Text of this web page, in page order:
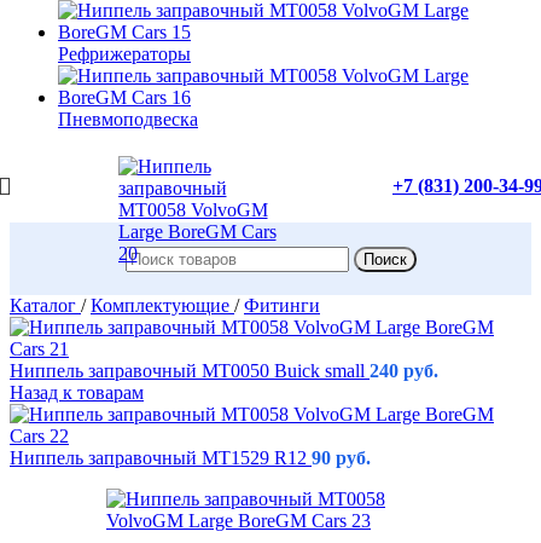
Рефрижераторы
Пневмоподвеска
+7 (831) 200-34-
Поиск
Каталог / Комплектующие / Фитинги
Ниппель заправочный MT0050 Buick small 240 руб.
Назад к товарам
Ниппель заправочный MT1529 R12 90 руб.